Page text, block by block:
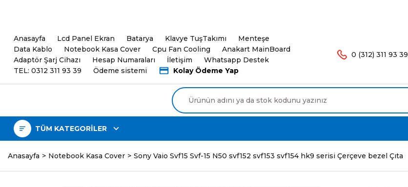
Anasayfa Lcd Panel Ekran Batarya Klavye TuşTakımı
Menteşe
Data Kablo
Notebook Kasa Cover Cpu Fan Cooling
Anakart MainBoard
Adaptör Şarj Cihazı
Hesap Numaraları İletişim
Whatsapp Destek
TEL: 0312 311 93 39
Ödeme sistemi Kolay Ödeme Yap
0 (312) 311 93 39
TÜM KATEGORİLER
Anasayfa Notebook Kasa Cover Sony Vaio Svf15 Svf-15 N50 svf152 svf153 svf154 hk9 serisi Çerçeve bezel Çıta